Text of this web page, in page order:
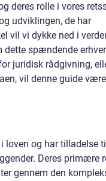
deres rolle i vores
udviklingen, de har
vil vi dykke ned i
dette spændende
juridisk rådgivning,
vil denne guide
loven og har tilladelse
Deres primære
gennem den